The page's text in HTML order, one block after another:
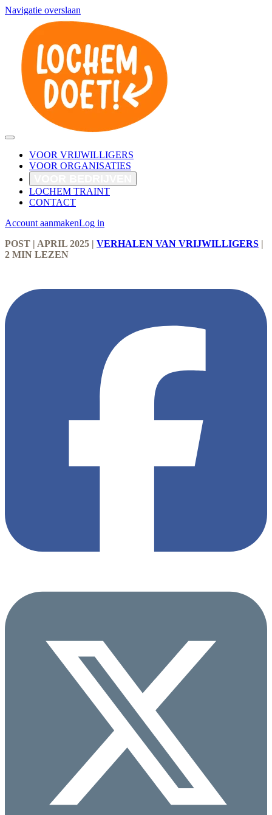
Navigatie overslaan
VOOR VRIJWILLIGERS
VOOR ORGANISATIES
LOCHEM TRAINT
CONTACT
Account aanmakenLog in
POST | APRIL 2025 | VERHALEN VAN VRIJWILLIGERS |
2 MIN LEZEN